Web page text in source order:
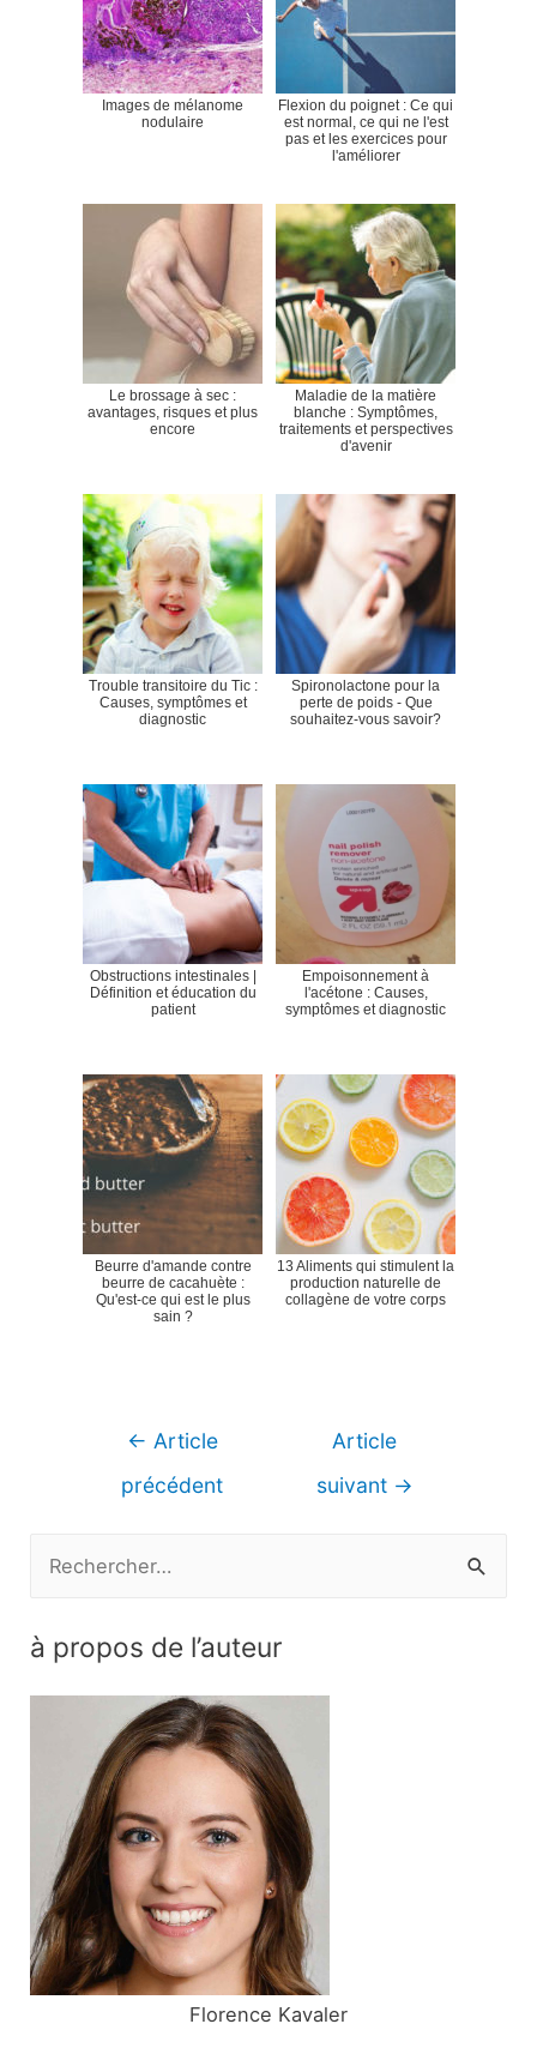
Images de mélanome
nodulaire
Flexion du poignet : Ce qui
est normal, ce qui ne l'est
pas et les exercices pour
l'améliorer
Le brossage à sec :
avantages, risques et plus
encore
Maladie de la matière
blanche : Symptômes,
traitements et perspectives
d'avenir
Trouble transitoire du Tic :
Causes, symptômes et
diagnostic
Spironolactone pour la
perte de poids - Que
souhaitez-vous savoir?
Obstructions intestinales |
Définition et éducation du
patient
Empoisonnement à
l'acétone : Causes,
symptômes et diagnostic
Beurre d'amande contre
beurre de cacahuète :
Qu'est-ce qui est le plus
sain ?
13 Aliments qui stimulent la
production naturelle de
collagène de votre corps
Navigation
← Article
précédent
Article
suivant →
h
:
à propos de l’auteur
Florence Kavaler